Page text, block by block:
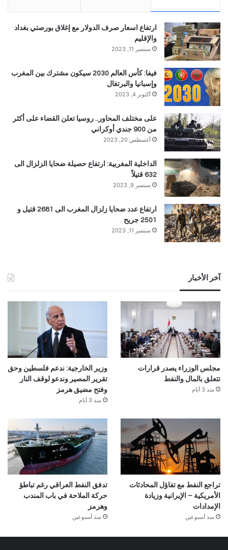
ارتفاع اسعار صرف الدولار مع إغلاق بورصتي بغداد
والإقليم
سبتمبر 11, 2023
فيفا: كأس العالم 2030 سيكون مشترك بين المغرب
وإسبانيا والبرتغال
أكتوبر 4, 2023
على مختلف المحاور.. روسيا تعلن القضاء على أكثر
من 900 جندي أوكراني
أغسطس 20, 2023
الداخلية المغربية: ارتفاع حصيلة ضحايا الزلزال الى
632 قتيلاً
سبتمبر 9, 2023
ارتفاع عدد ضحايا زلزال المغرب الى 2681 قتيل و
2501 جريح
سبتمبر 11, 2023
آخر الأخبار
مجلس الوزراء يصدر قرارات
تتعلق بالمال والنفط
منذ 3 أيام
وزير الخارجية: ندعم فلسطين وحق
تقرير المصير وندعو لوقف النار
وفتح مضيق هرمز
منذ 3 أيام
تراجع النفط مع تفاؤل المحادثات
الأمريكية – الإيرانية وزيادة
الإمدادات
منذ أسبوعين
تدفق النفط العراقي رغم تباطؤ
حركة الملاحة في باب المندب
وهرمز
منذ أسبوعين